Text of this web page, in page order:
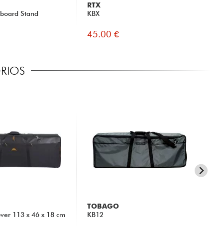
Stand
RTX
KBX
45.00 €
113 x 46 x 18 cm
TOBAGO
KB12